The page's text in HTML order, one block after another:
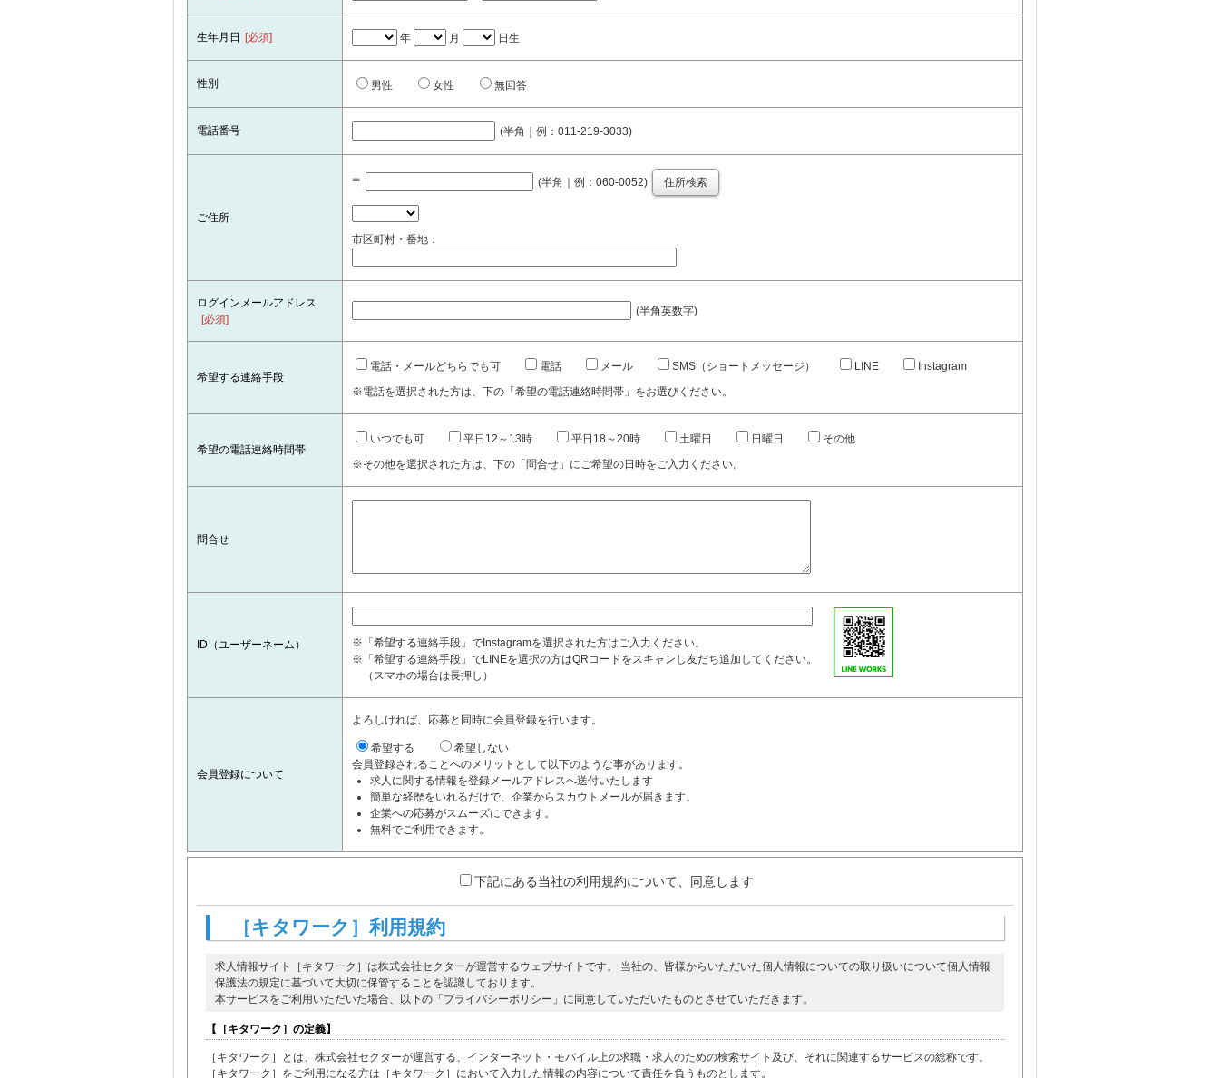
生年月日 [必須] 年 月 日生
性別 男性 女性 無回答
電話番号 (半角｜例：011-219-3033)
ご住所
〒 (半角｜例：060-0052) 住所検索
市区町村・番地：
ログインメールアドレス
[必須]
(半角英数字)
希望する連絡手段
電話・メールどちらでも可 電話 メール SMS（ショートメッセージ） LINE
Instagram
※電話を選択された方は、下の「希望の電話連絡時間帯」をお選びください。
希望の電話連絡時間帯
いつでも可 平日12～13時 平日18～20時 土曜日 日曜日
その他
※その他を選択された方は、下の「問合せ」にご希望の日時をご入力ください。
問合せ
ID（ユーザーネーム）
※「希望する連絡手段」でInstagramを選択された方はご入力ください。
※「希望する連絡手段」でLINEを選択の方はQRコードをスキャンし友だち追加してください。
（スマホの場合は長押し）
会員登録について
よろしければ、応募と同時に会員登録を行います。
希望する
希望しない
会員登録されることへのメリットとして以下のような事があります。
求人に関する情報を登録メールアドレスへ送付いたします
簡単な経歴をいれるだけで、企業からスカウトメールが届きます。
企業への応募がスムーズにできます。
無料でご利用できます。
下記にある当社の利用規約について、同意します
［キタワーク］利用規約
求人情報サイト［キタワーク］は株式会社セクターが運営するウェブサイトです。 当社の、皆様からいただいた個人情報についての取り扱いについて個人情報
保護法の規定に基づいて大切に保管することを認識しております。
本サービスをご利用いただいた場合、以下の「プライバシーポリシー」に同意していただいたものとさせていただきます。
【［キタワーク］の定義】
［キタワーク］とは、株式会社セクターが運営する、インターネット・モバイル上の求職・求人のための検索サイト及び、それに関連するサービスの総称です。
［キタワーク］をご利用になる方は［キタワーク］において入力した情報の内容について責任を負うものとします。